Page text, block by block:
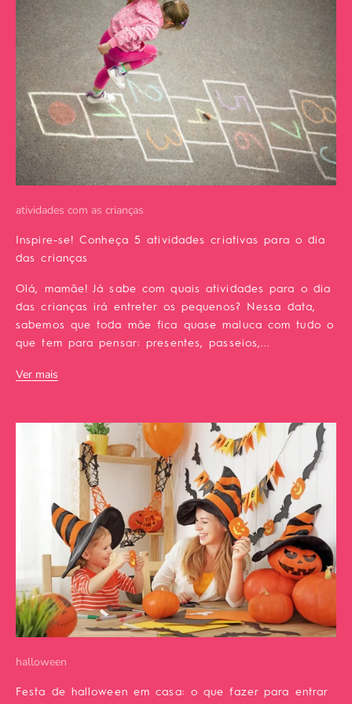
atividades com as crianças
Inspire-se! Conheça 5 atividades criativas para o dia
das crianças
Olá, mamãe! Já sabe com quais atividades para o dia
das crianças irá entreter os pequenos? Nessa data,
sabemos que toda mãe fica quase maluca com tudo o
que tem para pensar: presentes, passeios,...
Ver mais
halloween
Festa de halloween em casa: o que fazer para entrar